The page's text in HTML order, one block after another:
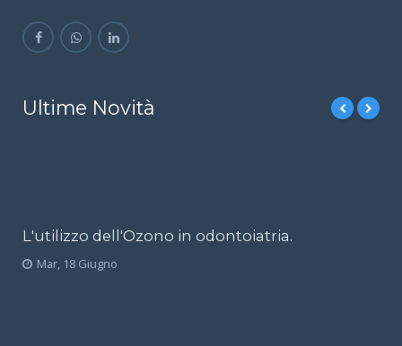
Ultime Novità
L'utilizzo dell'Ozono in odontoiatria.
Mar, 18 Giugno